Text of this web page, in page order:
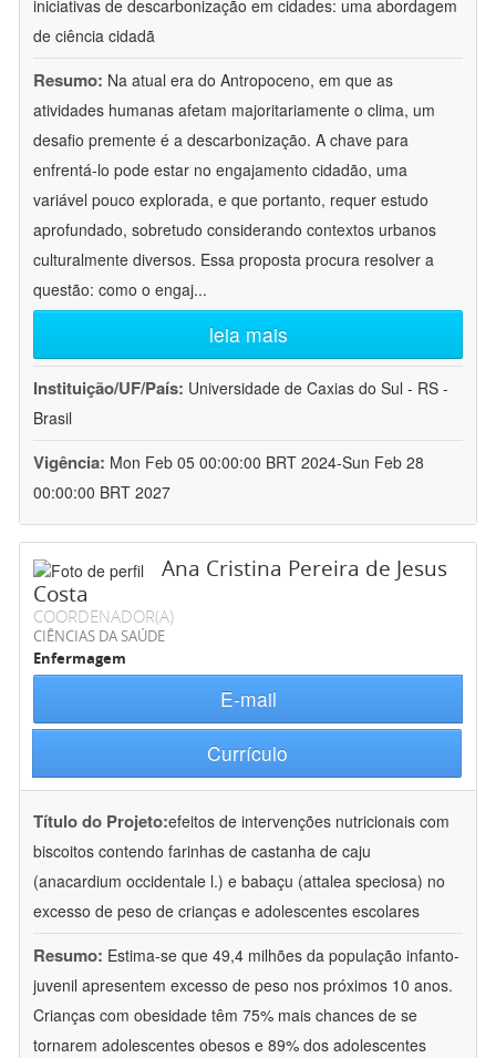
iniciativas de descarbonização em cidades: uma abordagem
de ciência cidadã
Resumo: Na atual era do Antropoceno, em que as
atividades humanas afetam majoritariamente o clima, um
desafio premente é a descarbonização. A chave para
enfrentá-lo pode estar no engajamento cidadão, uma
variável pouco explorada, e que portanto, requer estudo
aprofundado, sobretudo considerando contextos urbanos
culturalmente diversos. Essa proposta procura resolver a
questão: como o engaj...
leia mais
Instituição/UF/País: Universidade de Caxias do Sul - RS -
Brasil
Vigência: Mon Feb 05 00:00:00 BRT 2024-Sun Feb 28
00:00:00 BRT 2027
Ana Cristina Pereira de Jesus
Costa
COORDENADOR(A)
CIÊNCIAS DA SAÚDE
Enfermagem
E-mail
Currículo
Título do Projeto:efeitos de intervenções nutricionais com
biscoitos contendo farinhas de castanha de caju
(anacardium occidentale l.) e babaçu (attalea speciosa) no
excesso de peso de crianças e adolescentes escolares
Resumo: Estima-se que 49,4 milhões da população infanto-
juvenil apresentem excesso de peso nos próximos 10 anos.
Crianças com obesidade têm 75% mais chances de se
tornarem adolescentes obesos e 89% dos adolescentes